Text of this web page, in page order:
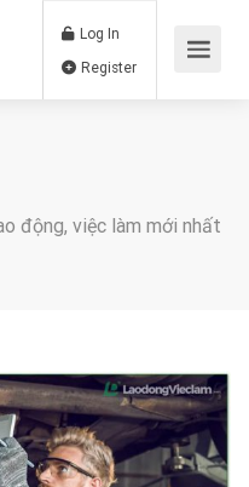
Log In
động, việc làm mới nhất